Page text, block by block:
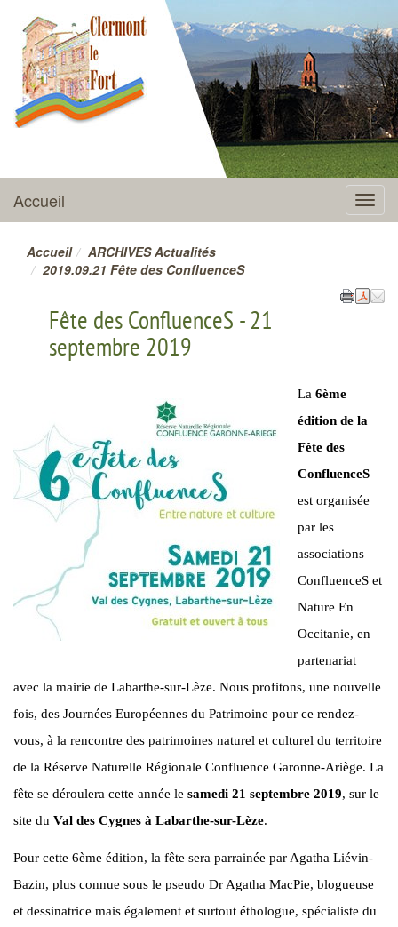
CLERMONT-LE-FORT
Menu
Accueil
Accueil
ARCHIVES Actualités
2019.09.21 Fête des ConfluenceS
Fête des ConfluenceS - 21
septembre 2019
La 6ème
édition de la
Fête des
ConfluenceS
est organisée
par les
associations
ConfluenceS et
Nature En
Occitanie, en
partenariat
avec la mairie de Labarthe-sur-Lèze. Nous profitons, une nouvelle
fois, des Journées Européennes du Patrimoine pour ce rendez-
vous, à la rencontre des patrimoines naturel et culturel du territoire
de la Réserve Naturelle Régionale Confluence Garonne-Ariège. La
fête se déroulera cette année le samedi 21 septembre 2019, sur le
site du Val des Cygnes à Labarthe-sur-Lèze.
Pour cette 6ème édition, la fête sera parrainée par Agatha Liévin-
Bazin, plus connue sous le pseudo Dr Agatha MacPie, blogueuse
et dessinatrice mais également et surtout éthologue, spécialiste du